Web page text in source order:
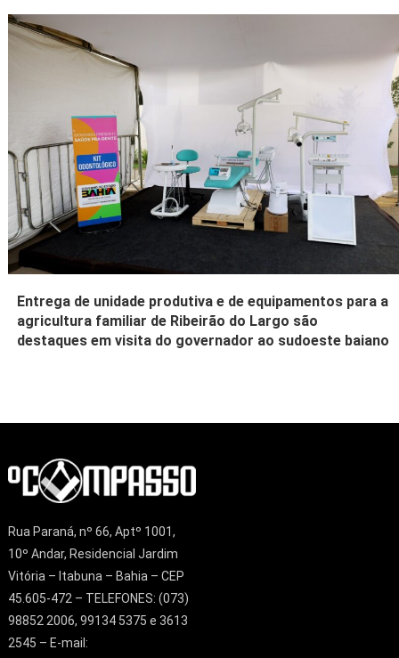
Entrega de unidade produtiva e de equipamentos para a
agricultura familiar de Ribeirão do Largo são
destaques em visita do governador ao sudoeste baiano
Rua Paraná, nº 66, Aptº 1001,
10º Andar, Residencial Jardim
Vitória – Itabuna – Bahia – CEP
45.605-472 – TELEFONES: (073)
98852 2006, 99134 5375 e 3613
2545 – E-mail: